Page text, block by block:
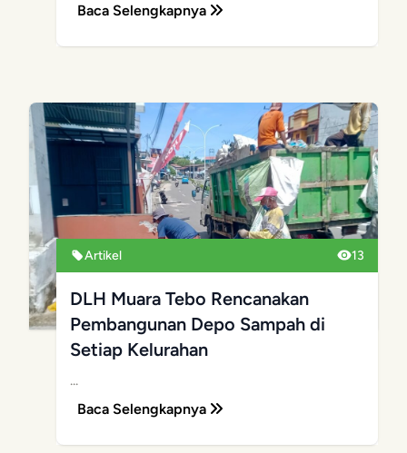
Baca Selengkapnya
Artikel 13
DLH Muara Tebo Rencanakan
Pembangunan Depo Sampah di
Setiap Kelurahan
...
Baca Selengkapnya